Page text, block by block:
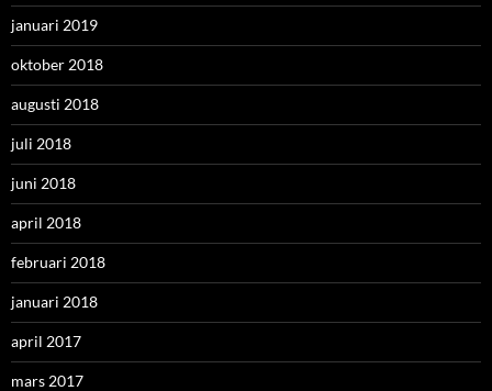
januari 2019
oktober 2018
augusti 2018
juli 2018
juni 2018
april 2018
februari 2018
januari 2018
april 2017
mars 2017